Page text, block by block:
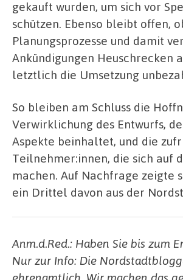
gekauft wurden, um sich vor
schützen. Ebenso bleibt offen,
Planungsprozesse und damit
Ankündigungen Heuschrecken
letztlich die Umsetzung
So bleiben am Schluss die
Verwirklichung des Entwurfs,
Aspekte beinhaltet, und die
Teilnehmer:innen, die sich auf
machen. Auf Nachfrage zeigte
ein Drittel davon aus der
Anm.d.Red.: Haben Sie bis zum
Nur zur Info: Die